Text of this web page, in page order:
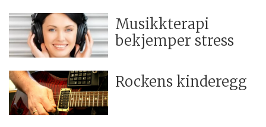
Musikkterapi
bekjemper stress
Rockens kinderegg